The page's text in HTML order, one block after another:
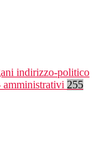
indirizzo-politico
255